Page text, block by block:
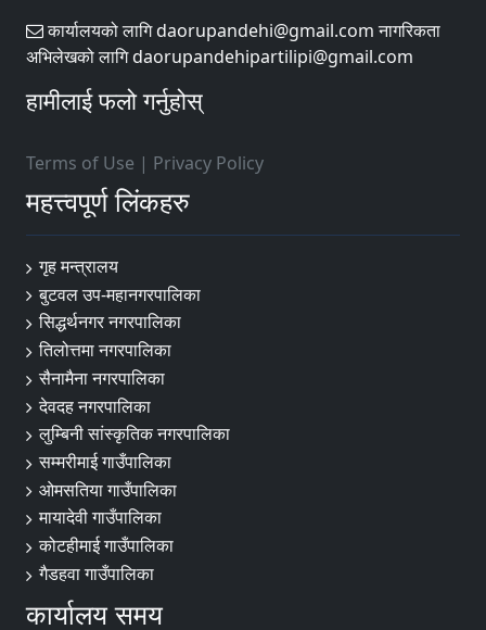
कार्यालयको लागि daorupandehi@gmail.com नागरिकता
अभिलेखको लागि daorupandehipartilipi@gmail.com
हामीलाई फलो गर्नुहोस्
Terms of Use | Privacy Policy
महत्त्वपूर्ण लिंकहरु
गृह मन्त्रालय
बुटवल उप-महानगरपालिका
सिद्धर्थनगर नगरपालिका
तिलोत्तमा नगरपालिका
सैनामैना नगरपालिका
देवदह नगरपालिका
लुम्बिनी सांस्कृतिक नगरपालिका
सम्मरीमाई गाउँपालिका
ओमसतिया गाउँपालिका
मायादेवी गाउँपालिका
कोटहीमाई गाउँपालिका
गैडहवा गाउँपालिका
कार्यालय समय